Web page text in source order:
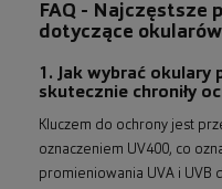
FAQ - Najczęstsze
dotyczące
1. Jak wybrać okulary
skutecznie chroniły
Kluczem do ochrony jest
oznaczeniem UV400, co
promieniowania UVA i UVB